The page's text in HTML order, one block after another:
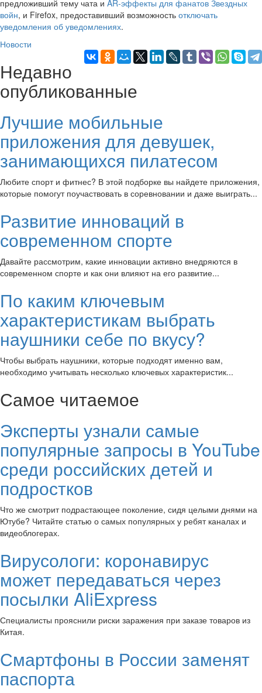
предложивший тему чата и AR-эффекты для фанатов Звездных
войн, и Firefox, предоставивший возможность отключать
уведомления об уведомлениях.
Новости
Недавно
опубликованные
Лучшие мобильные
приложения для девушек,
занимающихся пилатесом
Любите спорт и фитнес? В этой подборке вы найдете приложения,
которые помогут поучаствовать в соревновании и даже выиграть...
Развитие инноваций в
современном спорте
Давайте рассмотрим, какие инновации активно внедряются в
современном спорте и как они влияют на его развитие...
По каким ключевым
характеристикам выбрать
наушники себе по вкусу?
Чтобы выбрать наушники, которые подходят именно вам,
необходимо учитывать несколько ключевых характеристик...
Самое читаемое
Эксперты узнали самые
популярные запросы в YouTube
среди российских детей и
подростков
Что же смотрит подрастающее поколение, сидя целыми днями на
Ютубе? Читайте статью о самых популярных у ребят каналах и
видеоблогерах.
Вирусологи: коронавирус
может передаваться через
посылки AliExpress
Специалисты прояснили риски заражения при заказе товаров из
Китая.
Смартфоны в России заменят
паспорта